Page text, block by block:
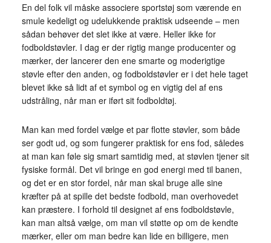
En del folk vil måske associere sportstøj som værende en
smule kedeligt og udelukkende praktisk udseende – men
sådan behøver det slet ikke at være. Heller ikke for
fodboldstøvler. I dag er der rigtig mange producenter og
mærker, der lancerer den ene smarte og moderigtige
støvle efter den anden, og fodboldstøvler er i det hele taget
blevet ikke så lidt af et symbol og en vigtig del af ens
udstråling, når man er iført sit fodboldtøj.
Man kan med fordel vælge et par flotte støvler, som både
ser godt ud, og som fungerer praktisk for ens fod, således
at man kan føle sig smart samtidig med, at støvlen tjener sit
fysiske formål. Det vil bringe en god energi med til banen,
og det er en stor fordel, når man skal bruge alle sine
kræfter på at spille det bedste fodbold, man overhovedet
kan præstere. I forhold til designet af ens fodboldstøvle,
kan man altså vælge, om man vil støtte op om de kendte
mærker, eller om man bedre kan lide en billigere, men